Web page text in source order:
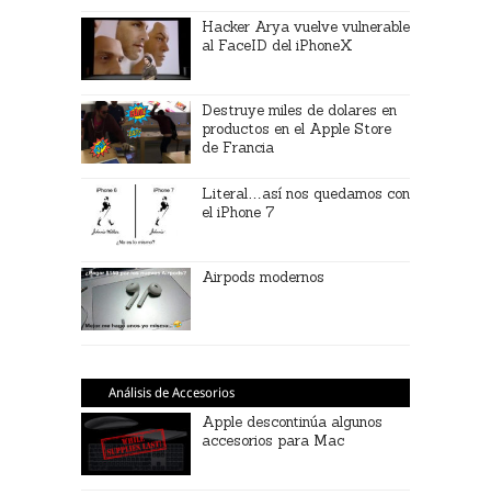
Hacker Arya vuelve vulnerable
al FaceID del iPhoneX
Destruye miles de dolares en
productos en el Apple Store
de Francia
Literal…así nos quedamos con
el iPhone 7
Airpods modernos
Análisis de Accesorios
Apple descontinúa algunos
accesorios para Mac